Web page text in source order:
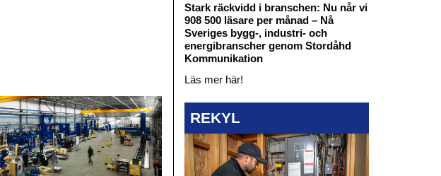
Stark räckvidd i branschen: Nu når vi
908 500 läsare per månad – Nå
Sveriges bygg-, industri- och
energibranscher genom Stordåhd
Kommunikation
Läs mer här!
REKYL